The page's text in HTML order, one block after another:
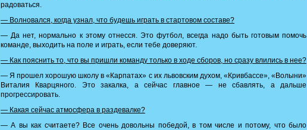
радоваться.
— Волновался, когда узнал, что будешь играть в стартовом составе?
— Да нет, нормально к этому отнесся. Это футбол, всегда надо быть готовым помочь
команде, выходить на поле и играть, если тебе доверяют.
— Как пояснить то, что вы пришли команду только в ходе сборов, но сразу влились в нее?
— Я прошел хорошую школу в «Карпатах» с их львовским духом, «Кривбассе», «Волыни»
Виталия Кварцяного. Это закалка, а сейчас главное — не сбавлять, а дальше
прогрессировать.
— Какая сейчас атмосфера в раздевалке?
— А вы как считаете? Все очень довольны победой, в том числе и потому, что было